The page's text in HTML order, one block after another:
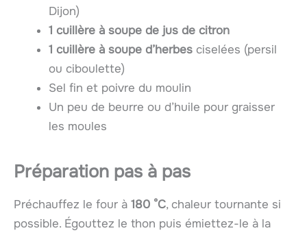
Dijon)
1 cuillère à soupe de jus de citron
1 cuillère à soupe d’herbes ciselées (persil
ou ciboulette)
Sel fin et poivre du moulin
Un peu de beurre ou d’huile pour graisser
les moules
Préparation pas à pas
Préchauffez le four à 180 °C, chaleur tournante si
possible. Égouttez le thon puis émiettez-le à la